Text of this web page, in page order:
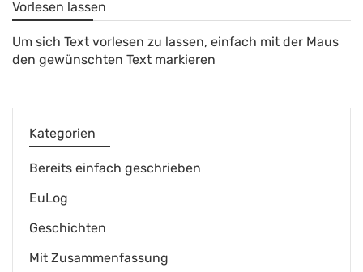
Vorlesen lassen
Um sich Text vorlesen zu lassen, einfach mit der Maus
den gewünschten Text markieren
Kategorien
Bereits einfach geschrieben
EuLog
Geschichten
Mit Zusammenfassung